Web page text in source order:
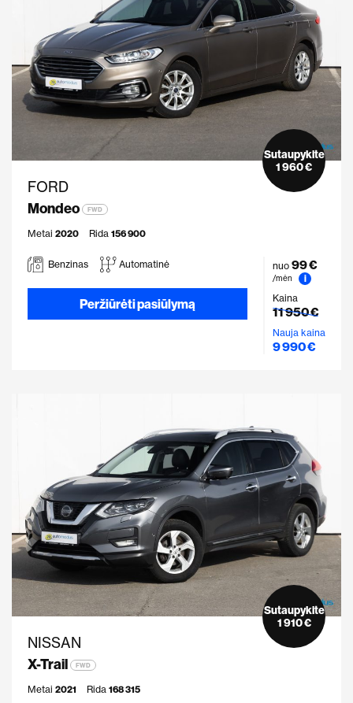
FORD
Mondeo
FWD
Metai 2020 Rida 156 900
Sutaupykite
1 960 €
Benzinas Automatinė
Peržiūrėti pasiūlymą
nuo 99 €
/mėn
i
Kaina
11 950 €
Nauja kaina
9 990 €
NISSAN
X-Trail
FWD
Metai 2021 Rida 168 315
Sutaupykite
1 910 €